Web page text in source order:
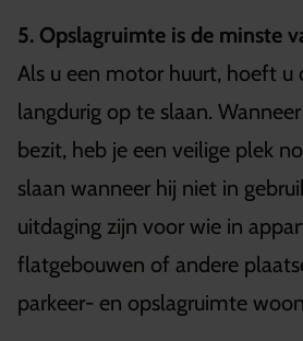
5. Opslagruimte is de minste
Als u een motor huurt, hoeft u
langdurig op te slaan.
bezit, heb je een veilige plek
slaan wanneer hij niet in
uitdaging zijn voor wie in
flatgebouwen of andere
parkeer- en opslagruimte